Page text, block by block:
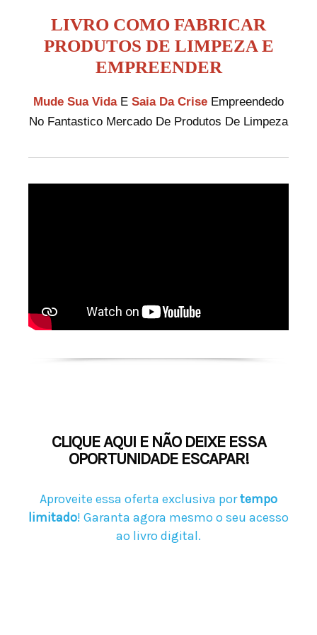
LIVRO COMO FABRICAR
PRODUTOS DE LIMPEZA E
EMPREENDER
Mude Sua VidaE Saia Da Crise Empreendedo
No Fantastico Mercado De Produtos De Limpeza
CLIQUE AQUI E NÃO DEIXE ESSA
OPORTUNIDADE ESCAPAR!
Aproveite essa oferta exclusiva portempo
limitado! Garanta agora mesmo o seu acesso
ao livro digital.